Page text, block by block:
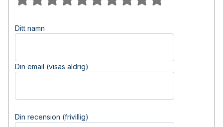
Ditt namn
Din email (visas aldrig)
Din recension (frivillig)